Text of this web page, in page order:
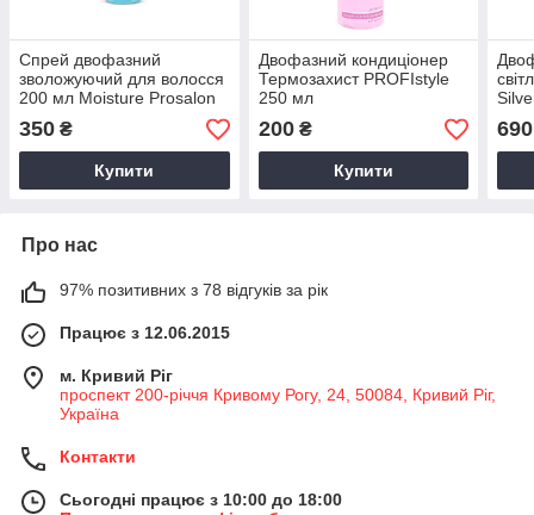
Спрей двофазний
зволожуючий для волосся
200 мл Moisture Prosalon
350 ₴
Купити
Двофазний кондиціонер
Термозахист PROFIstyle
250 мл
200₴
Купити
690
Про нас
97% позитивних з 78 відгуків за рік
Працює з 12.06.2015
м. Кривий Ріг
проспект 200-річчя Кривому Рогу, 24, 50084, Кривий Ріг,
Україна
Контакти
Сьогодні працює з 10:00 до 18:00